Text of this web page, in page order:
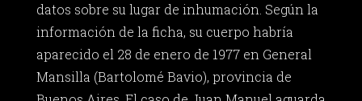
datos sobre su lugar de inhumación. Según la
información de la ficha, su cuerpo habría
aparecido el 28 de enero de 1977 en General
Mansilla (Bartolomé Bavio), provincia de